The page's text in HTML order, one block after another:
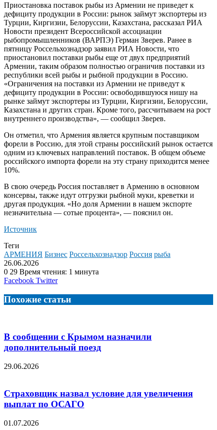
Приостановка поставок рыбы из Армении не приведет к
дефициту продукции в России: рынок займут экспортеры из
Турции, Киргизии, Белоруссии, Казахстана, рассказал РИА
Новости президент Всероссийской ассоциации
рыбопромышленников (ВАРПЭ) Герман Зверев. Ранее в
пятницу Россельхознадзор заявил РИА Новости, что
приостановил поставки рыбы еще от двух предприятий
Армении, таким образом полностью ограничив поставки из
республики всей рыбы и рыбной продукции в Россию.
«Ограничения на поставки из Армении не приведут к
дефициту продукции в России: освободившуюся нишу на
рынке займут экспортеры из Турции, Киргизии, Белоруссии,
Казахстана и других стран. Кроме того, рассчитываем на рост
внутреннего производства», — сообщил Зверев.
Он отметил, что Армения является крупным поставщиком
форели в Россию, для этой страны российский рынок остается
одним из ключевых направлений поставок. В общем объеме
российского импорта форели на эту страну приходится менее
10%.
В свою очередь Россия поставляет в Армению в основном
консервы, также идут отгрузки рыбной муки, креветки и
другая продукция. «Но доля Армении в нашем экспорте
незначительна — сотые процента», — пояснил он.
Источник
Теги
АРМЕНИЯ Бизнес Россельхознадзор Россия рыба
26.06.2026
0 29 Время чтения: 1 минута
Facebook TwitterLinkedIn
Tumblr
Reddit
Вконтакте
Одноклассники
Skype
Messenger
Messenger
WhatsApp
Telegram
Viber
Line
Поделиться
электронную
почту
Похожие статьи
В сообщении с Крымом назначили
дополнительный поезд
29.06.2026
Страховщик назвал условие для увеличения
выплат по ОСАГО
01.07.2026